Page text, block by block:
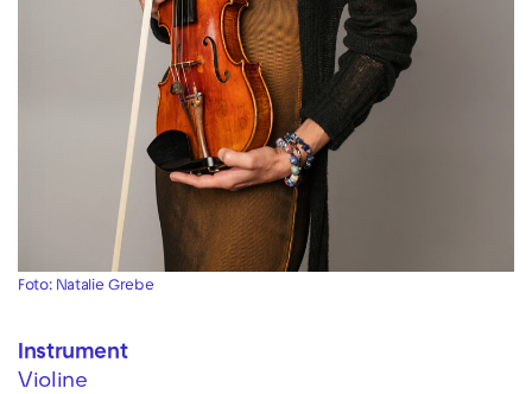
Foto: Natalie Grebe
Instrument
Violine